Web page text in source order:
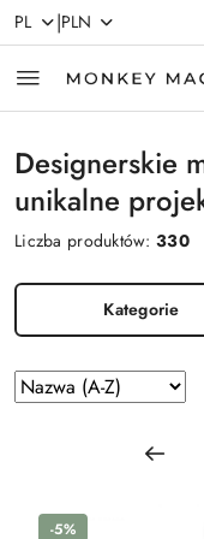
Przejdź do treści
Przejdź do
Przejdź do moje
Przejdź do menu
Przejdź do stopki
PL |PLN
Designerskie
unikalne
Liczba produktów:330
Kategorie
Zastosowano
sortowanie:
Sortuj
według
-5%